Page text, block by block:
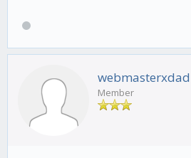
webmasterxdad
Member